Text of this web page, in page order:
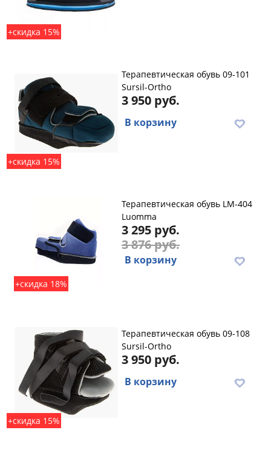
+скидка 15%
+скидка 15%
Терапевтическая обувь 09-101
Sursil-Ortho
3 950 руб.
В корзину
+скидка 18%
Терапевтическая обувь LM-404
Luomma
3 295 руб.
3 876 руб.
В корзину
+скидка 15%
Терапевтическая обувь 09-108
Sursil-Ortho
3 950 руб.
В корзину